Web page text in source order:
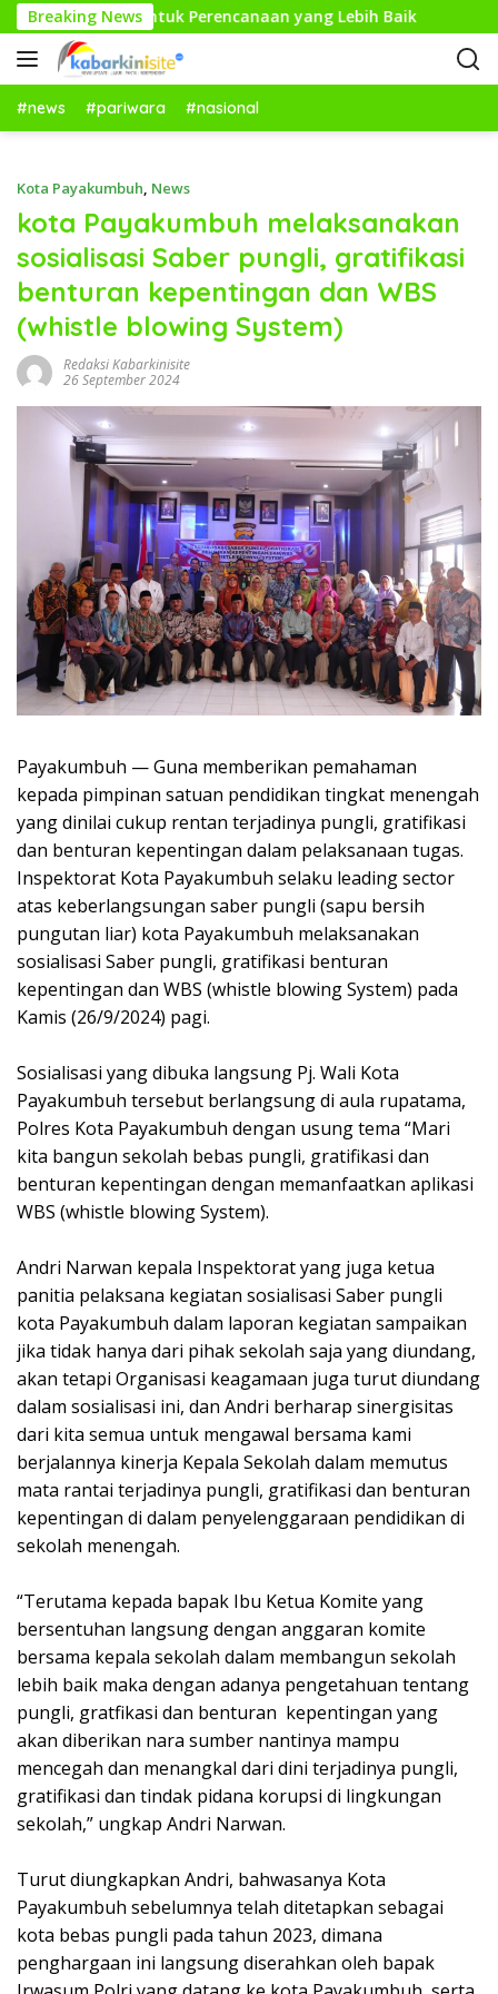
a
g
u
Breaking News
Kecil untuk Perencanaan yang Lebih Baik
#news #pariwara #nasional
Kota Payakumbuh, News
kota Payakumbuh melaksanakan
sosialisasi Saber pungli, gratifikasi
benturan kepentingan dan WBS
(whistle blowing System)
Redaksi Kabarkinisite
26 September 2024
Payakumbuh — Guna memberikan pemahaman
kepada pimpinan satuan pendidikan tingkat menengah
yang dinilai cukup rentan terjadinya pungli, gratifikasi
dan benturan kepentingan dalam pelaksanaan tugas.
Inspektorat Kota Payakumbuh selaku leading sector
atas keberlangsungan saber pungli (sapu bersih
pungutan liar) kota Payakumbuh melaksanakan
sosialisasi Saber pungli, gratifikasi benturan
kepentingan dan WBS (whistle blowing System) pada
Kamis (26/9/2024) pagi.
Sosialisasi yang dibuka langsung Pj. Wali Kota
Payakumbuh tersebut berlangsung di aula rupatama,
Polres Kota Payakumbuh dengan usung tema “Mari
kita bangun sekolah bebas pungli, gratifikasi dan
benturan kepentingan dengan memanfaatkan aplikasi
WBS (whistle blowing System).
Andri Narwan kepala Inspektorat yang juga ketua
panitia pelaksana kegiatan sosialisasi Saber pungli
kota Payakumbuh dalam laporan kegiatan sampaikan
jika tidak hanya dari pihak sekolah saja yang diundang,
akan tetapi Organisasi keagamaan juga turut diundang
dalam sosialisasi ini, dan Andri berharap sinergisitas
dari kita semua untuk mengawal bersama kami
berjalannya kinerja Kepala Sekolah dalam memutus
mata rantai terjadinya pungli, gratifikasi dan benturan
kepentingan di dalam penyelenggaraan pendidikan di
sekolah menengah.
“Terutama kepada bapak Ibu Ketua Komite yang
bersentuhan langsung dengan anggaran komite
bersama kepala sekolah dalam membangun sekolah
lebih baik maka dengan adanya pengetahuan tentang
pungli, gratfikasi dan benturan kepentingan yang
akan diberikan nara sumber nantinya mampu
mencegah dan menangkal dari dini terjadinya pungli,
gratifikasi dan tindak pidana korupsi di lingkungan
sekolah,” ungkap Andri Narwan.
Turut diungkapkan Andri, bahwasanya Kota
Payakumbuh sebelumnya telah ditetapkan sebagai
kota bebas pungli pada tahun 2023, dimana
penghargaan ini langsung diserahkan oleh bapak